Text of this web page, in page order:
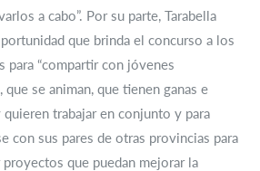
a cabo”. Por su parte, Tarabella
que brinda el concurso a los
para “compartir con jóvenes
que se animan, que tienen ganas e
trabajar en conjunto y para
con sus pares de otras provincias para
que puedan mejorar la